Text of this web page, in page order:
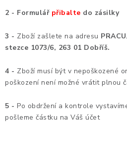
ČISTIČKY VZDUCHU
VODNÍ FILTRY
O nákupu Reklamace, výměna a
Naše realizace, inspirace a návody
2 - Formulář přibalte do zásilky
3 - Zboží zašlete na adresu
stezce 1073/6, 263 01 Dobříš.
4 - Zboží musí být v nepoškozené
poškození není možné vrátit plnou
5 - Po obdržení a kontrole
pošleme částku na Váš účet